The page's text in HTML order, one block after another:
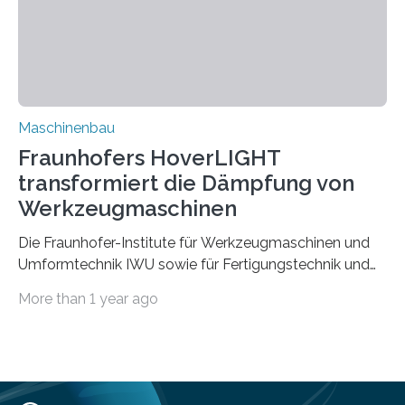
Maschinenbau
Fraunhofers HoverLIGHT
transformiert die Dämpfung von
Werkzeugmaschinen
Die Fraunhofer-Institute für Werkzeugmaschinen und
Umformtechnik IWU sowie für Fertigungstechnik und
Durchbruch in der Materialforschung erzielt: Der
partikelgefüllten Hohlkugeln erreicht HoverLIGHT einen
More than 1 year ago